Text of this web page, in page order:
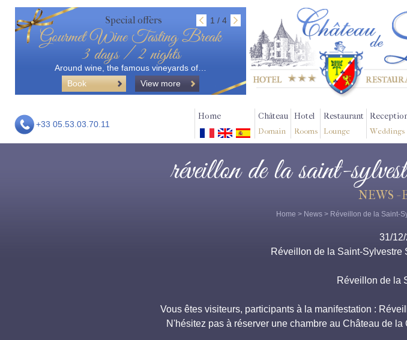
Special offers 1 / 4
Gourmet Wine Tasting Break
3 days / 2 nights
Around wine, the famous vineyards of…
Book
View more
+33 05.53.03.70.11
Home Château
Domain
Hotel
Rooms
Restaurant
Lounge Weddings
réveillon de la saint-
NEWS -
Home > News > Réveillon de la Saint-
31/
Réveillon de la Saint-
Réveillon de la
Vous êtes visiteurs, participants à la manifestation :
N'hésitez pas à réserver une chambre au Château de